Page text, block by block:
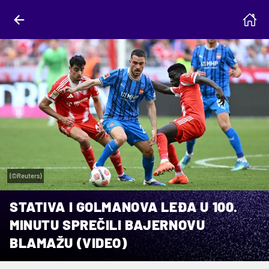
(©Reuters)
STATIVA I GOLMANOVA LEĐA U 100.
MINUTU SPREČILI BAJERNOVU
BLAMAŽU (VIDEO)